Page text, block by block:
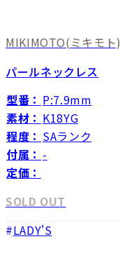
MIKIMOTO(ミキモト)
パールネックレス
型番： P:7.9mm
素材： K18YG
程度： SAランク
付属： -
定価：
SOLD OUT
LADY'S